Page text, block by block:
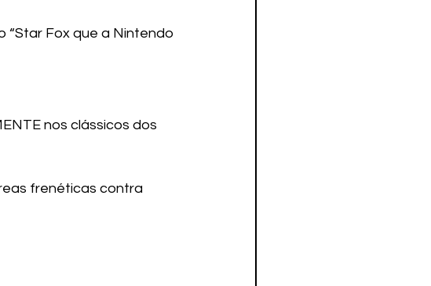
“Star Fox que a Nintendo
nos clássicos dos
frenéticas contra